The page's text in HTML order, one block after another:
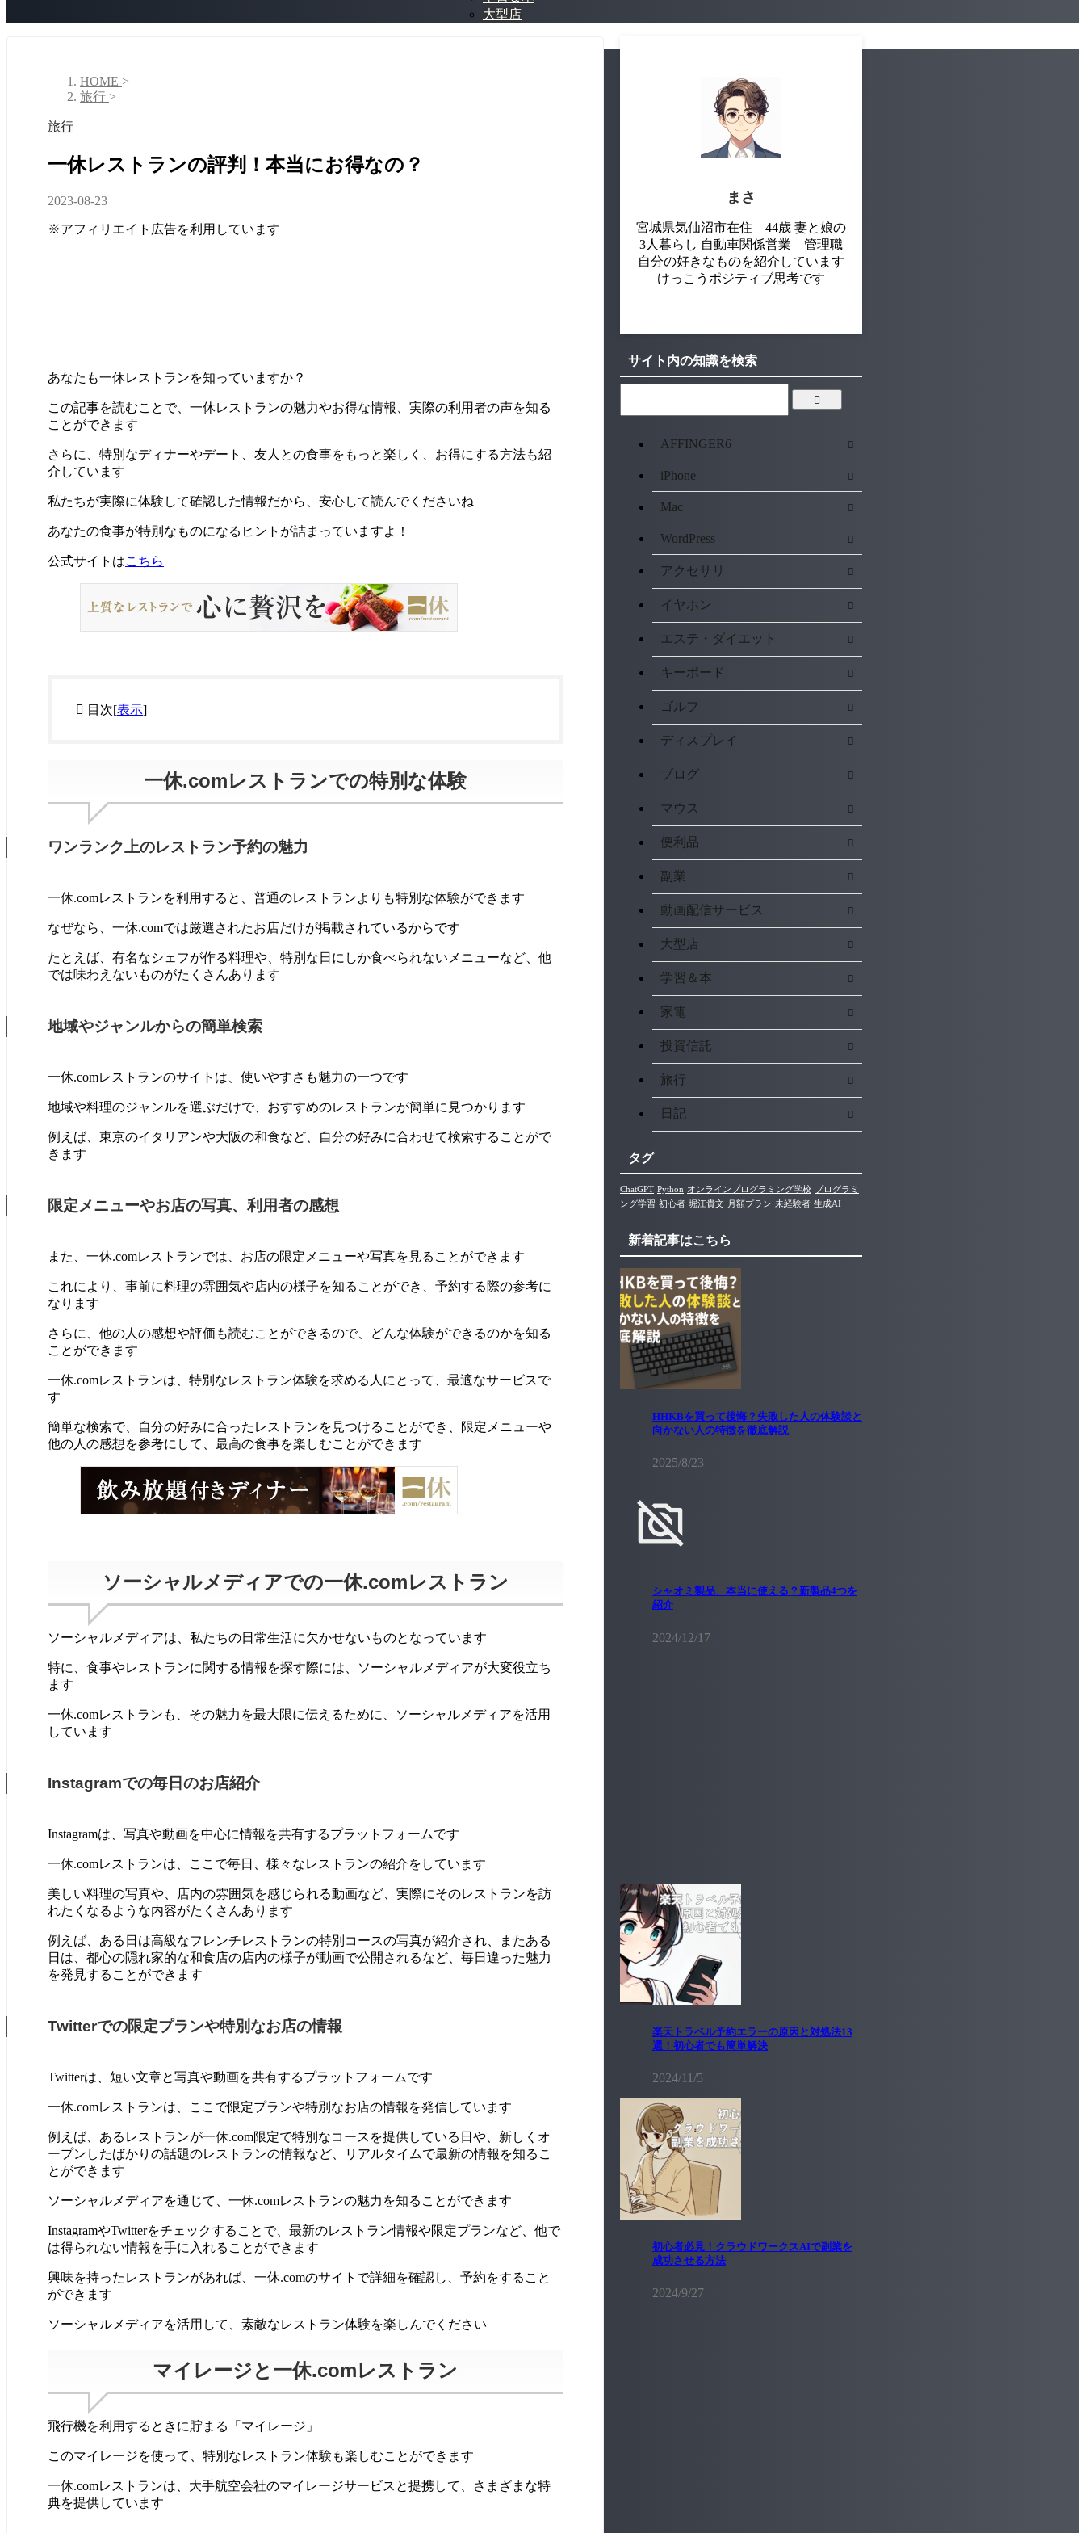
大型店
HOME >
旅行 >
旅行
一休レストランの評判！本当にお得なの？
2023-08-23
※アフィリエイト広告を利用しています
あなたも一休レストランを知っていますか？
この記事を読むことで、一休レストランの魅力やお得な情報、実際の利用者の声を知る
ことができます
さらに、特別なディナーやデート、友人との食事をもっと楽しく、お得にする方法も紹
介しています
私たちが実際に体験して確認した情報だから、安心して読んでくださいね
あなたの食事が特別なものになるヒントが詰まっていますよ！
公式サイトはこちら
目次[表示]
一休.comレストランでの特別な体験
ワンランク上のレストラン予約の魅力
一休.comレストランを利用すると、普通のレストランよりも特別な体験ができます
なぜなら、一休.comでは厳選されたお店だけが掲載されているからです
たとえば、有名なシェフが作る料理や、特別な日にしか食べられないメニューなど、他
では味わえないものがたくさんあります
地域やジャンルからの簡単検索
一休.comレストランのサイトは、使いやすさも魅力の一つです
地域や料理のジャンルを選ぶだけで、おすすめのレストランが簡単に見つかります
例えば、東京のイタリアンや大阪の和食など、自分の好みに合わせて検索することがで
きます
限定メニューやお店の写真、利用者の感想
また、一休.comレストランでは、お店の限定メニューや写真を見ることができます
これにより、事前に料理の雰囲気や店内の様子を知ることができ、予約する際の参考に
なります
さらに、他の人の感想や評価も読むことができるので、どんな体験ができるのかを知る
ことができます
一休.comレストランは、特別なレストラン体験を求める人にとって、最適なサービスで
す
簡単な検索で、自分の好みに合ったレストランを見つけることができ、限定メニューや
他の人の感想を参考にして、最高の食事を楽しむことができます
ソーシャルメディアでの一休.comレストラン
ソーシャルメディアは、私たちの日常生活に欠かせないものとなっています
特に、食事やレストランに関する情報を探す際には、ソーシャルメディアが大変役立ち
ます
一休.comレストランも、その魅力を最大限に伝えるために、ソーシャルメディアを活用
しています
Instagramでの毎日のお店紹介
Instagramは、写真や動画を中心に情報を共有するプラットフォームです
一休.comレストランは、ここで毎日、様々なレストランの紹介をしています
美しい料理の写真や、店内の雰囲気を感じられる動画など、実際にそのレストランを訪
れたくなるような内容がたくさんあります
例えば、ある日は高級なフレンチレストランの特別コースの写真が紹介され、またある
日は、都心の隠れ家的な和食店の店内の様子が動画で公開されるなど、毎日違った魅力
を発見することができます
Twitterでの限定プランや特別なお店の情報
Twitterは、短い文章と写真や動画を共有するプラットフォームです
一休.comレストランは、ここで限定プランや特別なお店の情報を発信しています
例えば、あるレストランが一休.com限定で特別なコースを提供している日や、新しくオ
ープンしたばかりの話題のレストランの情報など、リアルタイムで最新の情報を知るこ
とができます
ソーシャルメディアを通じて、一休.comレストランの魅力を知ることができます
InstagramやTwitterをチェックすることで、最新のレストラン情報や限定プランなど、他で
は得られない情報を手に入れることができます
興味を持ったレストランがあれば、一休.comのサイトで詳細を確認し、予約をすること
ができます
ソーシャルメディアを活用して、素敵なレストラン体験を楽しんでください
マイレージと一休.comレストラン
飛行機を利用するときに貯まる「マイレージ」
このマイレージを使って、特別なレストラン体験も楽しむことができます
一休.comレストランは、大手航空会社のマイレージサービスと提携して、さまざまな特
典を提供しています
まさ
宮城県気仙沼市在住 44歳 妻と娘の
3人暮らし 自動車関係営業 管理職
自分の好きなものを紹介しています
けっこうポジティブ思考です
サイト内の知識を検索
AFFINGER6
iPhone
Mac
WordPress
アクセサリ
イヤホン
エステ・ダイエット
キーボード
ゴルフ
ディスプレイ
ブログ
マウス
便利品
副業
動画配信サービス
大型店
学習＆本
家電
投資信託
旅行
日記
タグ
ChatGPT Python オンラインプログラミング学校 プログラミ
ング学習 初心者 堀江貴文 月額プラン 未経験者 生成AI
新着記事はこちら
HHKBを買って後悔？失敗した人の体験談と
向かない人の特徴を徹底解説
2025/8/23
シャオミ製品、本当に使える？新製品4つを
紹介
2024/12/17
楽天トラベル予約エラーの原因と対処法13
選！初心者でも簡単解決
2024/11/5
初心者必見！クラウドワークスAIで副業を
成功させる方法
2024/9/27